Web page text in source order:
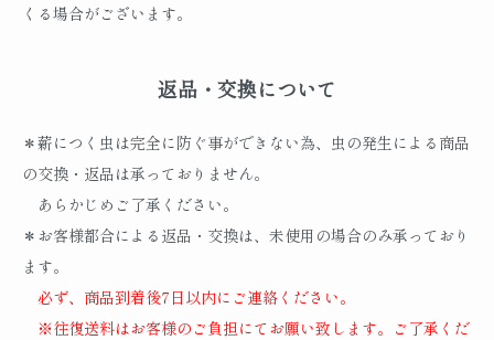
くる場合がございます。
返品・交換について
＊薪につく虫は完全に防ぐ事ができない為、虫の発生による商品
の交換・返品は承っておりません。
あらかじめご了承ください。
＊お客様都合による返品・交換は、未使用の場合のみ承っており
ます。
必ず、商品到着後7日以内にご連絡ください。
※往復送料はお客様のご負担にてお願い致します。ご了承くだ